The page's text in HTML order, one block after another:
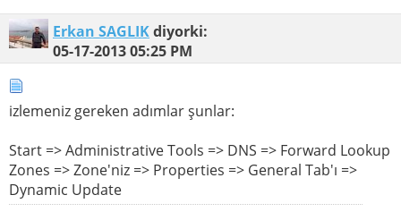
Erkan SAGLIKdiyorki:
05-17-201305:25 PM
izlemeniz gereken adımlar şunlar:
Start => Administrative Tools => DNS => Forward Lookup
Zones => Zone'niz => Properties => General Tab'ı =>
Dynamic Update